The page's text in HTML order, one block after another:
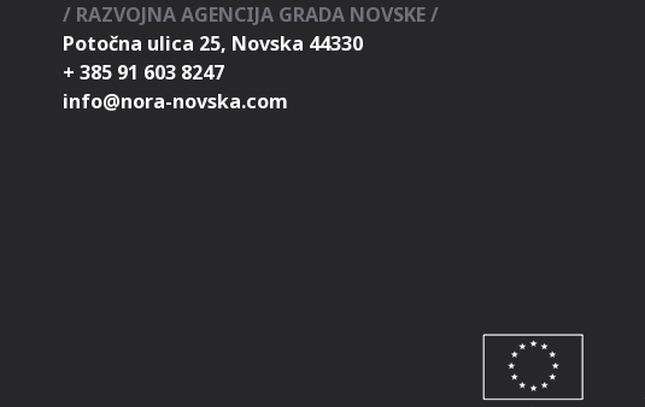
/ RAZVOJNA AGENCIJA GRADA NOVSKE /
Potočna ulica 25, Novska 44330
+ 385 91 603 8247